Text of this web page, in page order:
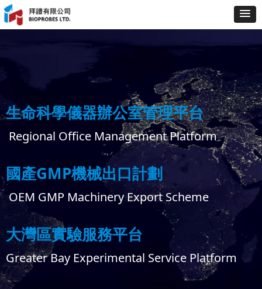
生命科學儀器辦公室管理平台
Regional Office Management Platform
國產GMP機械出口計劃
OEM GMP Machinery Export Scheme
大灣區實驗服務平台
Greater Bay Experimental Service Platform